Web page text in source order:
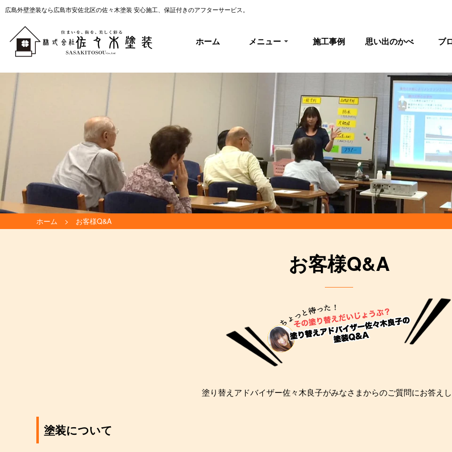
広島外壁塗装なら広島市安佐北区の佐々木塗装 安心施工、保証付きのアフターサービス。
ホーム メニュー 施工事例 思い出のかべ ブ
ホーム お客様Q&A
お客様Q&A
塗り替えアドバイザー佐々木良子がみなさまからのご質問にお答え
塗装について